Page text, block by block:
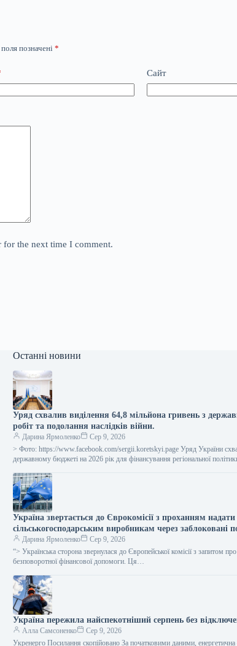
позначені*
Сайт
for the next time I comment.
Останні новини
Уряд схвалив виділення 64,8 мільйона гривень з
робіт та подолання наслідків війни.
Дарина Ярмоленко
Сер 9, 2026
> Фото: https://www.facebook.com/sergii.koretskyi.page Уряд України
державному бюджеті на 2026 рік для фінансування регіональної
Україна звертається до Єврокомісії з проханням
сільськогосподарським виробникам через заблоковані
Дарина Ярмоленко
Сер 9, 2026
“> Українська сторона звернулася до Європейської комісії з запитом
безповоротної фінансової допомоги. Ця…
Україна пережила найспекотніший серпень без
Алла Самсоненко
Сер 9, 2026
Укренерго Посилання скопійовано За початковими даними, енергетична